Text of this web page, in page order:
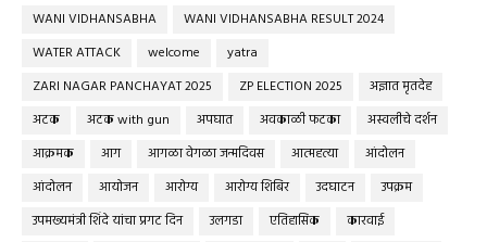
WANI VIDHANSABHA
WANI VIDHANSABHA RESULT 2024
WATER ATTACK
welcome
yatra
ZARI NAGAR PANCHAYAT 2025
ZP ELECTION 2025
अज्ञात मृतदेह
अटक
अटक with gun अपघात अवकाळी फटका
अस्वलीचे दर्शन
आक्रमक
आग आगळा वेगळा जन्मदिवस आत्महत्या
आंदोलन
आंदोलन
आयोजन आरोग्य आरोग्य शिबिर उदघाटन
उपक्रम
उपमख्यमंत्री शिंदे यांचा प्रगट दिन
उलगडा एतिहासिक
कारवाई